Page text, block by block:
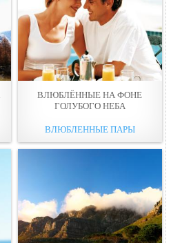
ВЛЮБЛЁННЫЕ НА ФОНЕ
ГОЛУБОГО НЕБА
ВЛЮБЛЕННЫЕ ПАРЫ